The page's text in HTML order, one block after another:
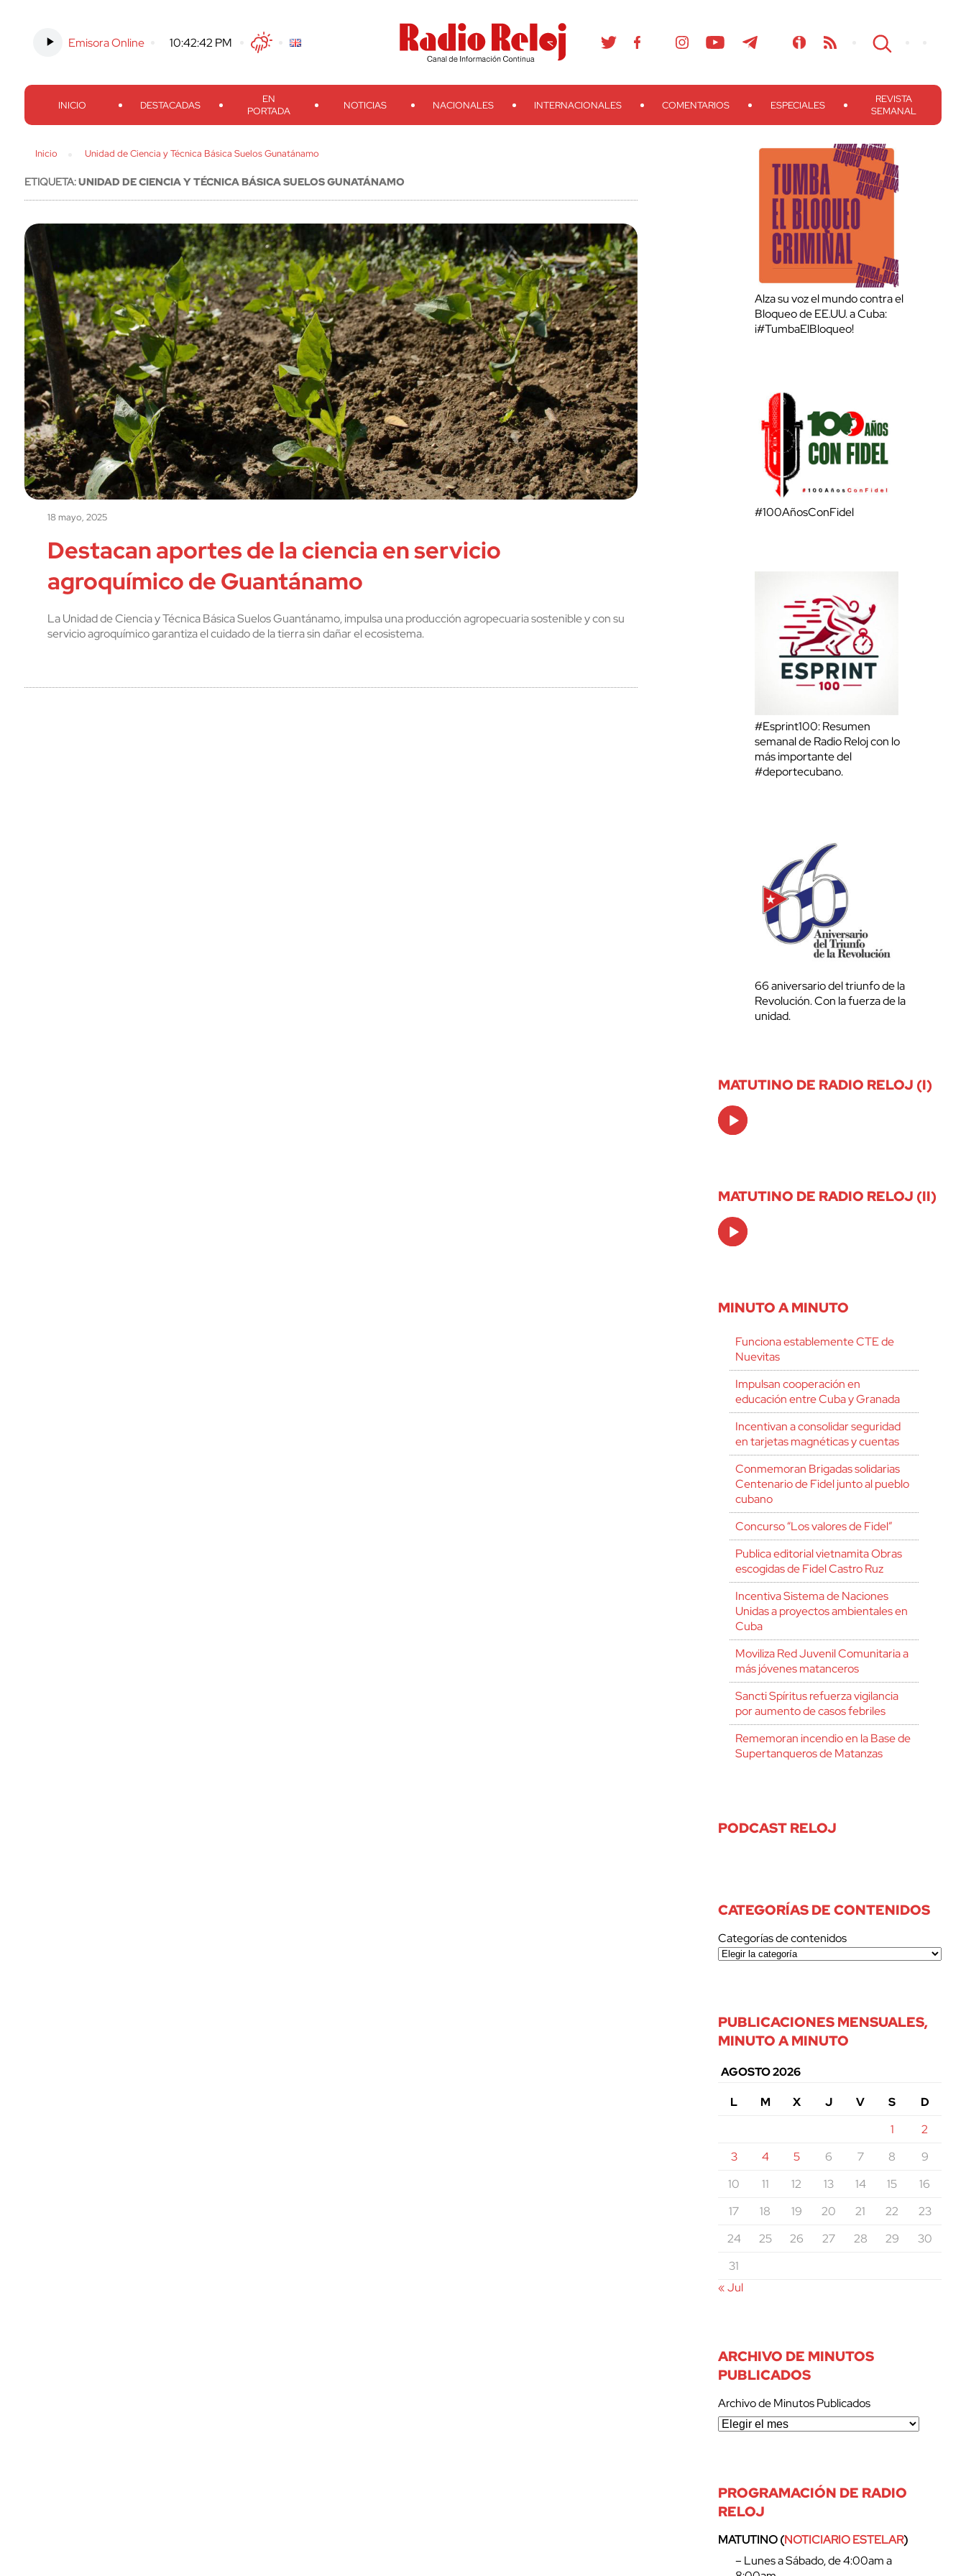
Emisora Online -10:42:43 PMTwitterFacebook
Threads
Instagram TelegramTeveo Ivoox RSS Search
INICIO DESTACADAS
EN
PORTADA
NOTICIAS NACIONALES INTERNACIONALES COMENTARIOS ESPECIALES
REVISTA
SEMANAL
Inicio Unidad de Ciencia y Técnica Básica Suelos Gunatánamo
ETIQUETA:UNIDAD DE CIENCIA Y TÉCNICA BÁSICA SUELOS GUNATÁNAMO
18 mayo, 2025
Destacan aportes de la ciencia en servicio
agroquímico de Guantánamo
La Unidad de Ciencia y Técnica Básica Suelos Guantánamo, impulsa una producción agropecuaria sostenible y con su
servicio agroquímico garantiza el cuidado de la tierra sin dañar el ecosistema.
Alza su voz el mundo contra el
Bloqueo de EE.UU. a Cuba:
¡#TumbaElBloqueo!
#100AñosConFidel
#Esprint100: Resumen
semanal de Radio Reloj con lo
más importante del
#deportecubano.
66 aniversario del triunfo de la
Revolución. Con la fuerza de la
unidad.
MATUTINO DE RADIO RELOJ (I)
Audio
Player
MATUTINO DE RADIO RELOJ (II)
Audio
Player
MINUTO A MINUTO
Funciona establemente CTE de
Nuevitas
Impulsan cooperación en
educación entre Cuba y Granada
Incentivan a consolidar seguridad
en tarjetas magnéticas y cuentas
Conmemoran Brigadas solidarias
Centenario de Fidel junto al pueblo
cubano
Concurso “Los valores de Fidel”
Publica editorial vietnamita Obras
escogidas de Fidel Castro Ruz
Incentiva Sistema de Naciones
Unidas a proyectos ambientales en
Cuba
Moviliza Red Juvenil Comunitaria a
más jóvenes matanceros
Sancti Spíritus refuerza vigilancia
por aumento de casos febriles
Rememoran incendio en la Base de
Supertanqueros de Matanzas
PODCAST RELOJ
CATEGORÍAS DE CONTENIDOS
Categorías de contenidos
PUBLICACIONES MENSUALES,
MINUTO A MINUTO
AGOSTO 2026
L
M X J V S
D
1
2
3
4 5 6 7 8
9
10
11 12 13 14 15
16
17
18 19 20 21 22
23
24
25 26 27 28 29
30
31
« Jul
ARCHIVO DE MINUTOS
PUBLICADOS
Archivo de Minutos Publicados
PROGRAMACIÓN DE RADIO
RELOJ
MATUTINO (NOTICIARIO ESTELAR)
– Lunes a Sábado, de 4:00am a